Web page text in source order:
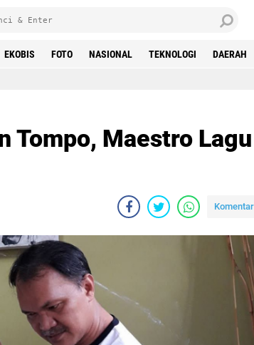
EKOBIS FOTO NASIONAL TEKNOLOGI DAERAH
Tompo, Maestro Lagu